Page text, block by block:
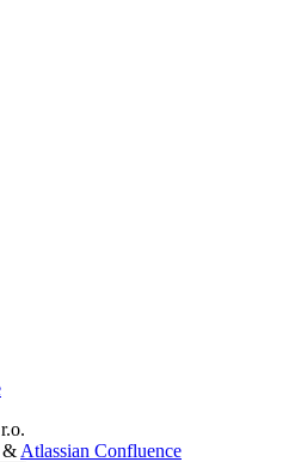
& Atlassian Confluence